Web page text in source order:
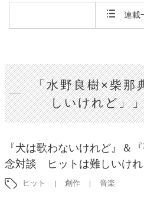
連載
「水野良樹×柴那
しいけれど」
『犬は歌わないけれど』＆
念対談 ヒットは難しいけ
ヒット 創作 音楽